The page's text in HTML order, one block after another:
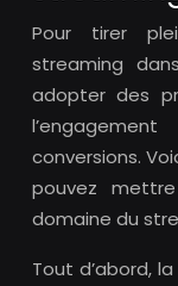
Pour tirer
streaming
adopter des
conversions.
pouvez
domaine du
Tout d’abord,